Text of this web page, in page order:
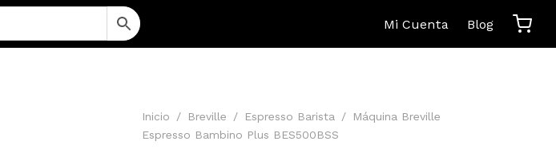
Mi Cuenta Blog
Inicio / Breville / Espresso Barista /
Máquina Breville
Espresso Bambino Plus BES500BSS